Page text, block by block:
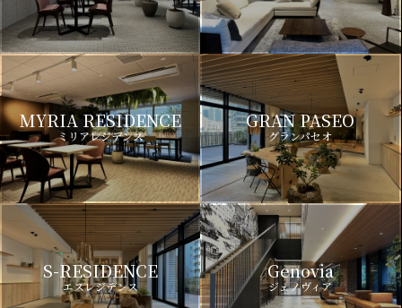
MYRIA RESIDENCE
ミリアレジデンス
GRAN PASEO
グランパセオ
S-RESIDENCE
エスレジデンス
Genovia
ジェノヴィア